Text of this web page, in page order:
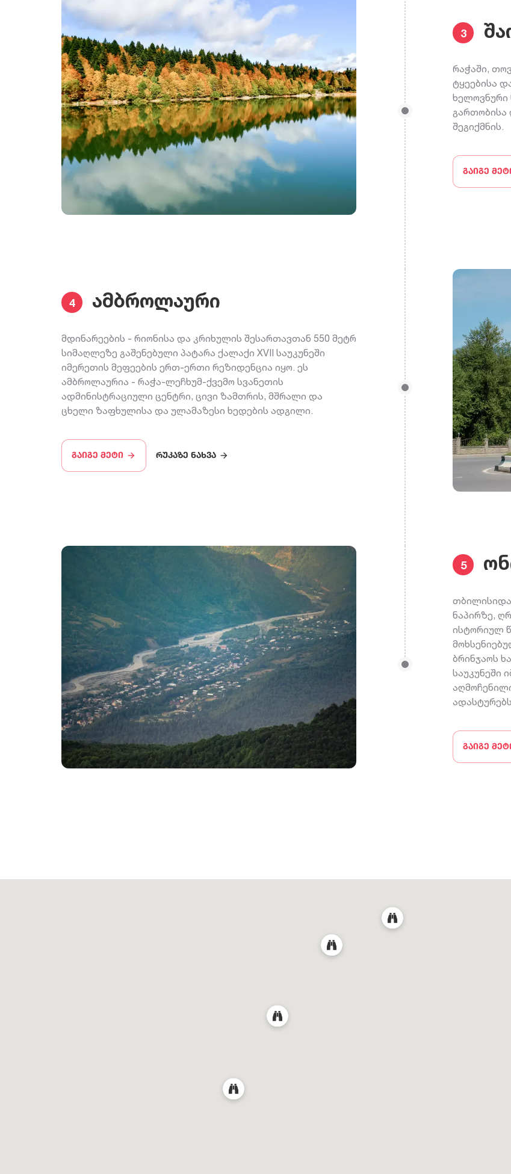
3
რაჭაში,
ტყეებისა
ხელოვნური
გართობისა
შეგიქმნის.
გაიგე
4 ამბროლაური
მდინარეების - რიონისა და კრიხულის შესართავთან 550 მეტრ
სიმაღლეზე გაშენებული პატარა ქალაქი XVII საუკუნეში
იმერეთის მეფეების ერთ-ერთი რეზიდენცია იყო. ეს
ამბროლაურია - რაჭა-ლეჩხუმ-ქვემო სვანეთის
ადმინისტრაციული ცენტრი, ცივი ზამთრის, მშრალი და
ცხელი ზაფხულისა და ულამაზესი ხედების ადგილი.
გაიგე მეტი რუკაზე ნახვა
5
ნაპირზე,
ისტორიულ
ბრინჯაოს
საუკუნეში
გაიგე